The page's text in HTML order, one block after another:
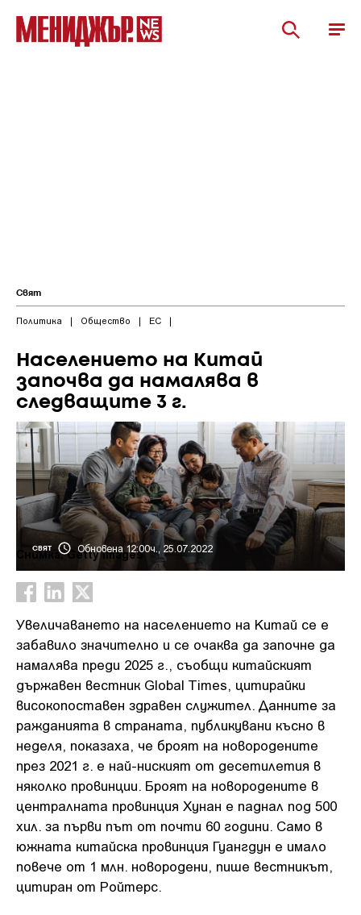
Свят
Политика | Общество | ЕС |
Населението на Китай
започва да намалява в
следващите 3 г.
СВЯТ Обновена 12:00ч., 25.07.2022
Снимка: Getty Images
Увеличаването на населението на Китай се е
забавило значително и се очаква да започне да
намалява преди 2025 г., съобщи китайският
държавен вестник Global Times, цитирайки
високопоставен здравен служител. Данните за
ражданията в страната, публикувани късно в
неделя, показаха, че броят на новородените
през 2021 г. е най-ниският от десетилетия в
няколко провинции. Броят на новородените в
централната провинция Хунан е паднал под 500
хил. за първи път от почти 60 години. Само в
южната китайска провинция Гуангдун е имало
повече от 1 млн. новородени, пише вестникът,
цитиран от Ройтерс.